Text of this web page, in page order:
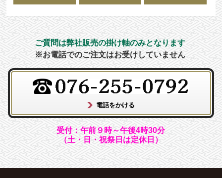
ご質問は弊社販売の掛け軸のみとなります
※お電話でのご注文はお受けしていません
受付：午前９時～午後4時30分
（土・日・祝祭日は定休日）